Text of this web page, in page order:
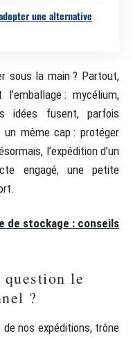
une alternative
sous la main ? Partout,
: mycélium,
idées fusent, parfois
même cap : protéger
l’expédition d’un
engagé, une petite
de stockage : conseils
question le
?
nos expéditions, trône